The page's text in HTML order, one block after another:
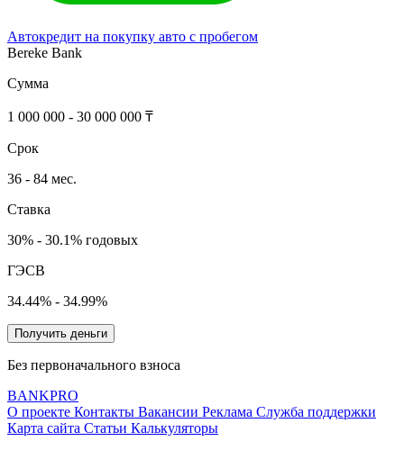
Автокредит на покупку авто с пробегом
Bereke Bank
Сумма
1 000 000 - 30 000 000 ₸
Срок
36 - 84 мес.
Ставка
30% - 30.1% годовых
ГЭСВ
34.44% - 34.99%
Получить деньги
Без первоначального взноса
BANKPRO
О проекте Контакты Вакансии Реклама Служба поддержки
Карта сайта Статьи Калькуляторы